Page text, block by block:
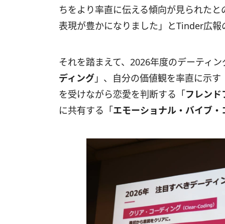
ちをより率直に伝える傾向が見られた
表現が豊かになりました」とTinder広報
それを踏まえて、2026年度のデーティ
ディング 」、自分の価値観を率直に示す
を受けながら恋愛を判断する「フレンド
に共有する「エモーショナル・バイブ・